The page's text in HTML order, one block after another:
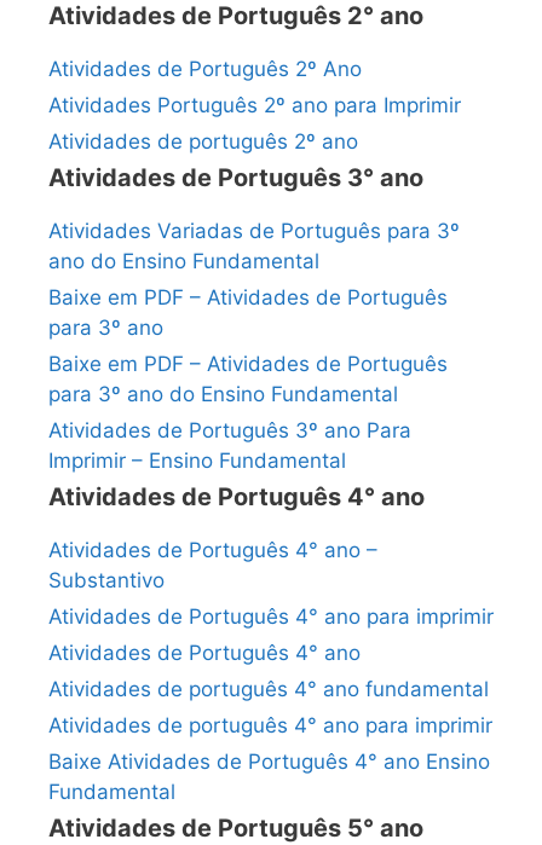
Atividades de Português 2° ano
Atividades de Português 2º Ano
Atividades Português 2º ano para Imprimir
Atividades de português 2º ano
Atividades de Português 3° ano
Atividades Variadas de Português para 3º
ano do Ensino Fundamental
Baixe em PDF – Atividades de Português
para 3º ano
Baixe em PDF – Atividades de Português
para 3º ano do Ensino Fundamental
Atividades de Português 3º ano Para
Imprimir – Ensino Fundamental
Atividades de Português 4° ano
Atividades de Português 4° ano –
Substantivo
Atividades de Português 4° ano para imprimir
Atividades de Português 4° ano
Atividades de português 4° ano fundamental
Atividades de português 4° ano para imprimir
Baixe Atividades de Português 4° ano Ensino
Fundamental
Atividades de Português 5° ano